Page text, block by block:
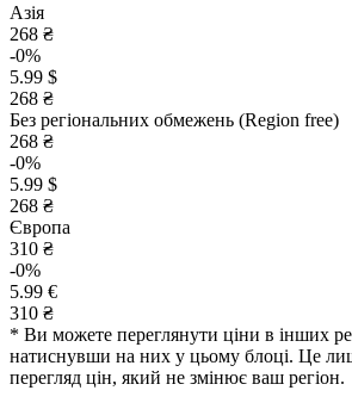
Азія
268 ₴
-0%
5.99 $
268 ₴
Без регіональних обмежень (Region free)
268 ₴
-0%
5.99 $
268 ₴
Європа
310 ₴
-0%
5.99 €
310 ₴
* Ви можете переглянути ціни в інших
натиснувши на них у цьому блоці. Це
перегляд цін, який не змінює ваш регіон.